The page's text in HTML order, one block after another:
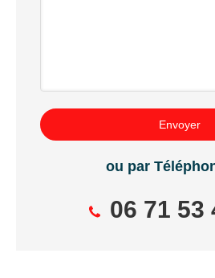
Envoyer
ou par
06 71 53